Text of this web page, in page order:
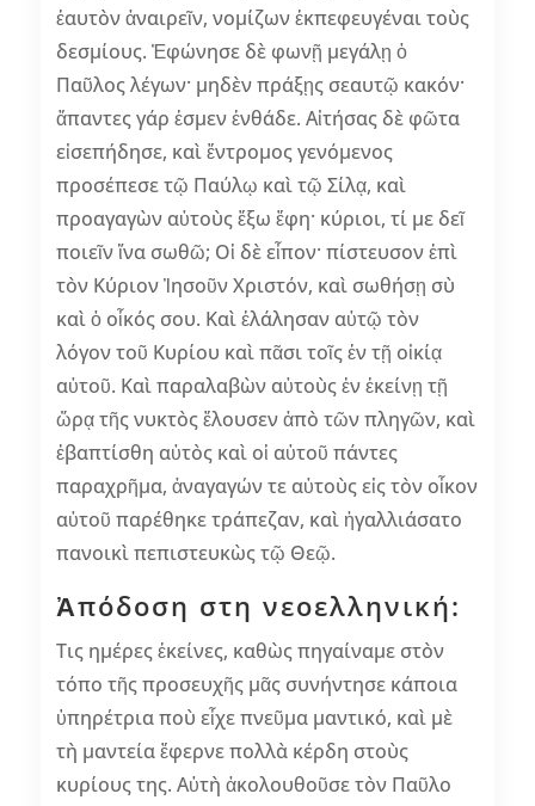
ἑαυτὸν ἀναιρεῖν, νομίζων ἐκπεφευγέναι τοὺς
δεσμίους. Ἐφώνησε δὲ φωνῇ μεγάλῃ ὁ
Παῦλος λέγων· μηδὲν πράξῃς σεαυτῷ κακόν·
ἅπαντες γάρ ἐσμεν ἐνθάδε. Αἰτήσας δὲ φῶτα
εἰσεπήδησε, καὶ ἔντρομος γενόμενος
προσέπεσε τῷ Παύλῳ καὶ τῷ Σίλᾳ, καὶ
προαγαγὼν αὐτοὺς ἔξω ἔφη· κύριοι, τί με δεῖ
ποιεῖν ἵνα σωθῶ; Οἱ δὲ εἶπον· πίστευσον ἐπὶ
τὸν Κύριον Ἰησοῦν Χριστόν, καὶ σωθήσῃ σὺ
καὶ ὁ οἶκός σου. Καὶ ἐλάλησαν αὐτῷ τὸν
λόγον τοῦ Κυρίου καὶ πᾶσι τοῖς ἐν τῇ οἰκίᾳ
αὐτοῦ. Καὶ παραλαβὼν αὐτοὺς ἐν ἐκείνῃ τῇ
ὥρᾳ τῆς νυκτὸς ἔλουσεν ἀπὸ τῶν πληγῶν, καὶ
ἐβαπτίσθη αὐτὸς καὶ οἱ αὐτοῦ πάντες
παραχρῆμα, ἀναγαγών τε αὐτοὺς εἰς τὸν οἶκον
αὐτοῦ παρέθηκε τράπεζαν, καὶ ἠγαλλιάσατο
πανοικὶ πεπιστευκὼς τῷ Θεῷ.
Ἀπόδοση στη νεοελληνική:
Τις ημέρες ἐκείνες, καθὼς πηγαίναμε στὸν
τόπο τῆς προσευχῆς μᾶς συνήντησε κάποια
ὑπηρέτρια ποὺ εἶχε πνεῦμα μαντικό, καὶ μὲ
τὴ μαντεία ἔφερνε πολλὰ κέρδη στοὺς
κυρίους της. Αὐτὴ ἀκολουθοῦσε τὸν Παῦλο